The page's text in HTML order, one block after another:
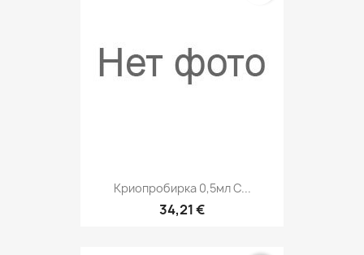
Криопробирка 0,5мл С...
34,21 €